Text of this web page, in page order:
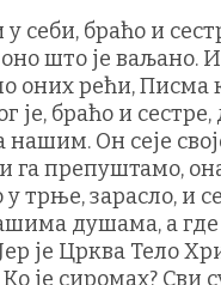
себи, браћо и
што је ваљано.
оних рећи,
је, браћо и
нашим. Он сеје
га препуштамо,
трње, зарасло, и
душама, а
је Црква Тело
је сиромах? Сви